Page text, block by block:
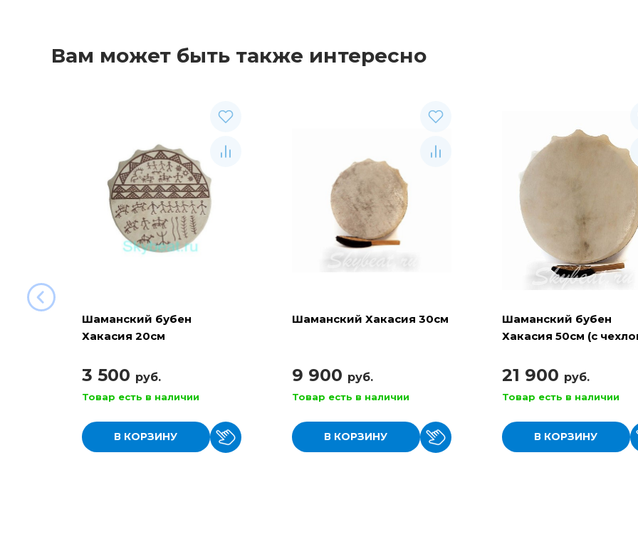
Вам может быть также интересно
Шаманский бубен
Хакасия 20см
3 500 руб.
Товар есть в наличии
В КОРЗИНУ
Шаманский Хакасия 30см
9 900 руб.
Товар есть в наличии
В КОРЗИНУ
Шаманский бубен
Хакасия 50см (с
21 900 руб.
Товар есть в наличии
В КОРЗИНУ